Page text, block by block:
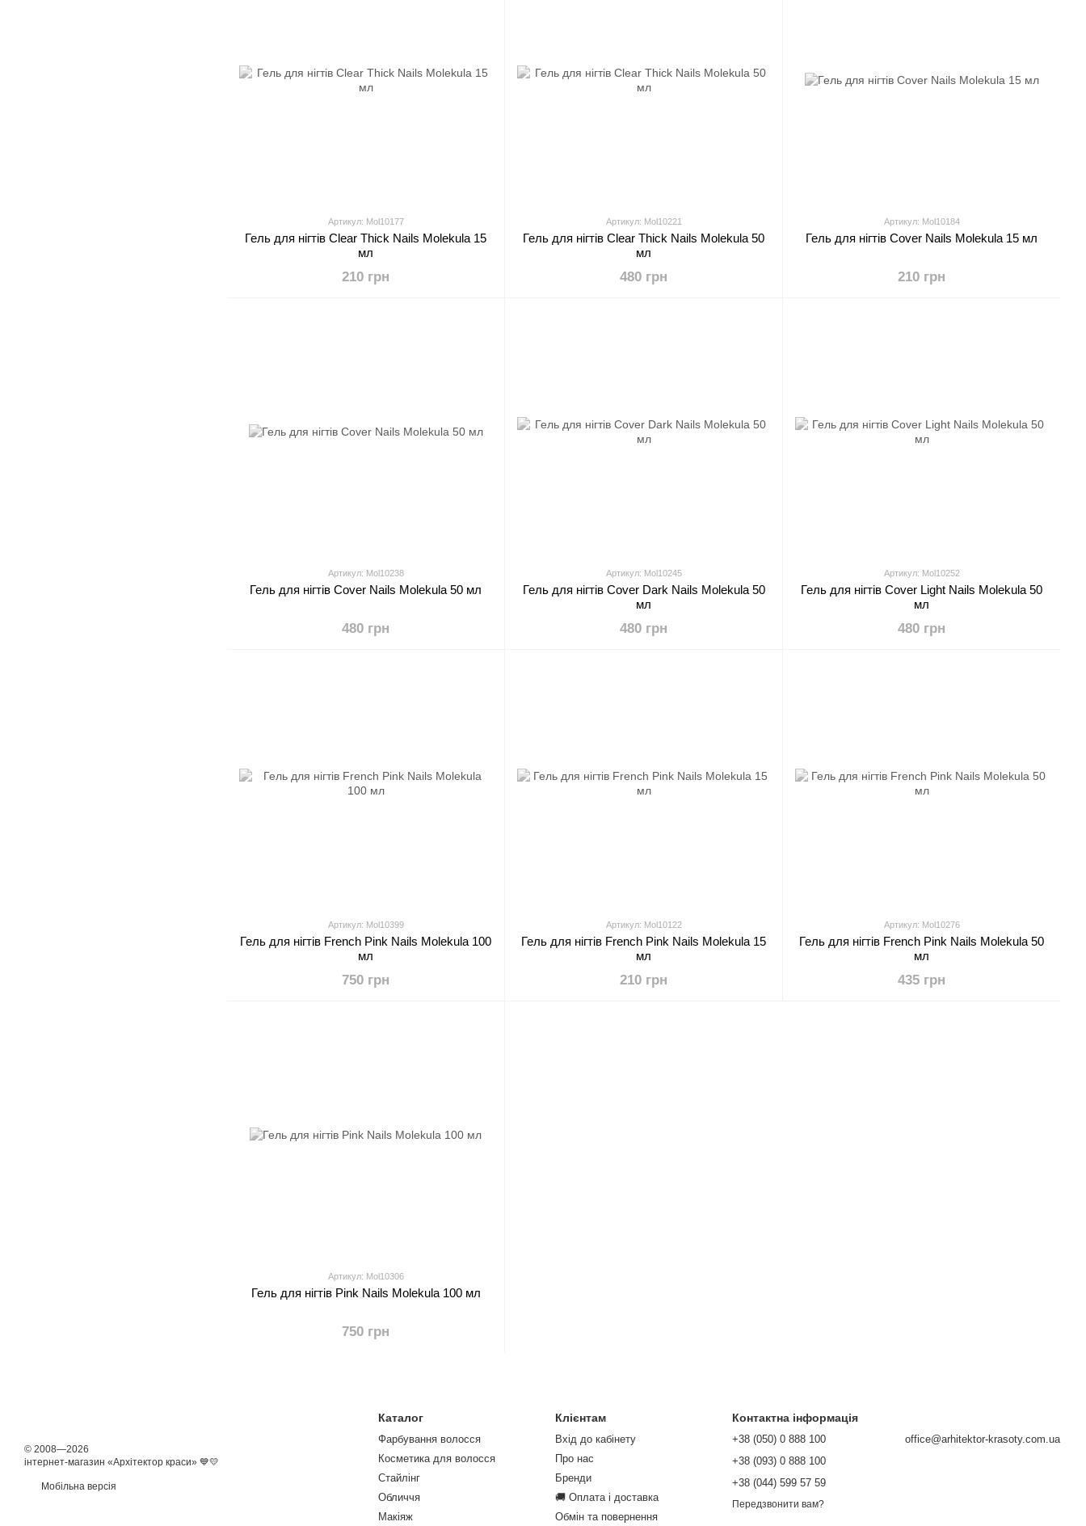
Артикул: Mol10177
Гель для нігтів Clear Thick Nails Molekula 15
мл
210 грн
Артикул: Mol10221
Гель для нігтів Clear Thick Nails Molekula 50
мл
480 грн
Артикул: Mol10184
Гель для нігтів Cover Nails Molekula 15 мл
210 грн
Артикул: Mol10238
Гель для нігтів Cover Nails Molekula 50 мл
480 грн
Артикул: Mol10245
Гель для нігтів Cover Dark Nails Molekula 50
мл
480 грн
Артикул: Mol10252
Гель для нігтів Cover Light Nails Molekula 50
мл
480 грн
Артикул: Mol10399
Гель для нігтів French Pink Nails Molekula 100
мл
750 грн
Артикул: Mol10122
Гель для нігтів French Pink Nails Molekula 15
мл
210 грн
Артикул: Mol10276
Гель для нігтів French Pink Nails Molekula 50
мл
435 грн
Артикул: Mol10306
Гель для нігтів Pink Nails Molekula 100 мл
750 грн
© 2008—2026
інтернет-магазин «Архітектор краси» 💙💛
Мобільна версія
Каталог
Фарбування волосся
Косметика для волосся
Стайлінг
Обличчя
Макіяж
Клієнтам
Вхід до кабінету
Про нас
Бренди
🚚 Оплата і доставка
Обмін та повернення
Контактна інформація
+38 (050) 0 888 100
+38 (093) 0 888 100
+38 (044) 599 57 59
Передзвонити вам?
office@arhitektor-krasoty.com.ua